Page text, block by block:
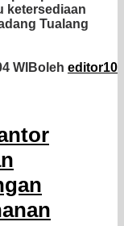
ketersediaan
Tualang
WIBoleh editor10